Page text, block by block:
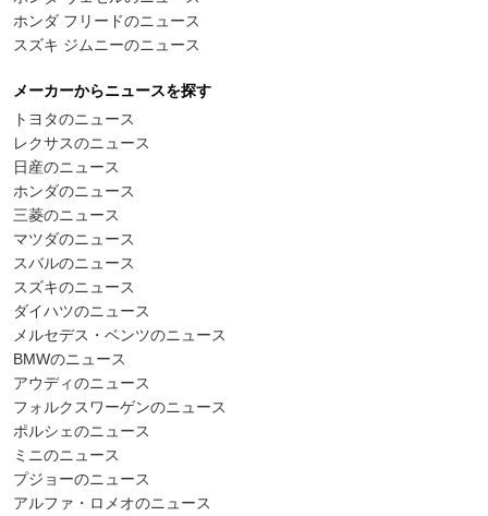
ホンダ フリードのニュース
スズキ ジムニーのニュース
メーカーからニュースを探す
トヨタのニュース
レクサスのニュース
日産のニュース
ホンダのニュース
三菱のニュース
マツダのニュース
スバルのニュース
スズキのニュース
ダイハツのニュース
メルセデス・ベンツのニュース
BMWのニュース
アウディのニュース
フォルクスワーゲンのニュース
ポルシェのニュース
ミニのニュース
プジョーのニュース
アルファ・ロメオのニュース